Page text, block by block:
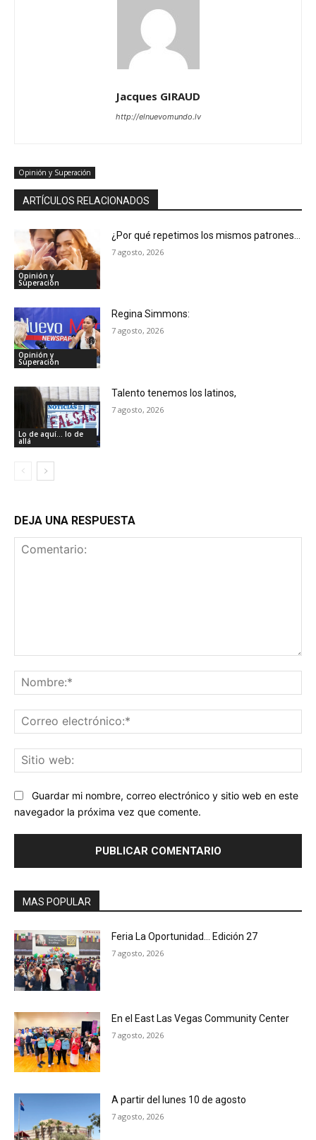
Jacques GIRAUD
http://elnuevomundo.lv
Opinión y Superación
ARTÍCULOS RELACIONADOS
Opinión y
Superación
¿Por qué repetimos los mismos patrones…
7 agosto, 2026
Opinión y
Superación
Regina Simmons:
7 agosto, 2026
Lo de aquí... lo de
allá
Talento tenemos los latinos,
7 agosto, 2026
DEJA UNA RESPUESTA
Guardar mi nombre, correo electrónico y sitio web en este
navegador la próxima vez que comente.
MAS POPULAR
Feria La Oportunidad… Edición 27
7 agosto, 2026
En el East Las Vegas Community Center
7 agosto, 2026
A partir del lunes 10 de agosto
7 agosto, 2026